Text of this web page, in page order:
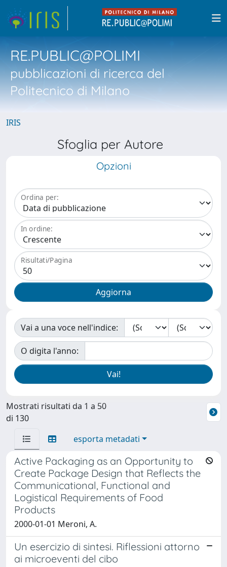
RE.PUBLIC@POLIMI
pubblicazioni di ricerca del
Politecnico di Milano
IRIS
Sfoglia per Autore
Opzioni
Ordina per:
In ordine:
Risultati/Pagina
Vai a una voce nell'indice:
O digita l'anno:
Mostrati risultati da 1 a 50
di 130
esporta metadati
Active Packaging as an Opportunity to
Create Package Design that Reflects the
Communicational, Functional and
Logistical Requirements of Food
Products
2000-01-01 Meroni, A.
Un esercizio di sintesi. Riflessioni attorno
ai microeventi del cibo